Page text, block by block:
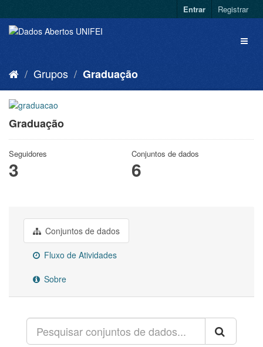
Entrar Registrar
Grupos Graduação
Graduação
Seguidores
3
Conjuntos de dados
6
Conjuntos de dados
Fluxo de Atividades
Sobre